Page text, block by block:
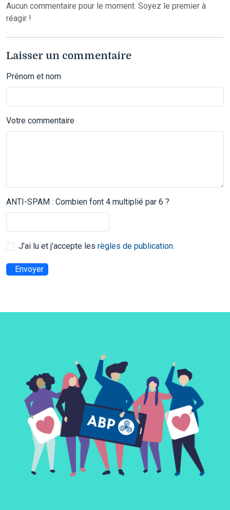
Aucun commentaire pour le moment. Soyez le premier à
réagir !
Laisser un commentaire
Prénom et nom
Votre commentaire
ANTI-SPAM : Combien font 4 multiplié par 6 ?
J’ai lu et j’accepte les règles de publication.
Envoyer